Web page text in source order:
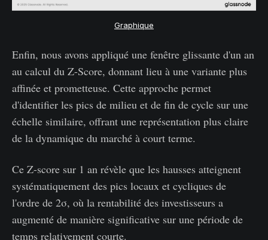
Graphique
Enfin, nous avons appliqué une fenêtre glissante d'un an
au calcul du Z-Score, donnant lieu à une variante plus
affinée et prometteuse. Cette approche permet
d'identifier les pics de milieu et de fin de cycle sur une
échelle similaire, offrant une représentation plus claire
de la dynamique du marché à court terme.
Ce Z-score sur 1 an révèle que les hausses atteignent
systématiquement des pics locaux et cycliques de
l'ordre de 2σ, où la rentabilité des investisseurs a
augmenté de manière significative sur une période de
temps relativement courte.